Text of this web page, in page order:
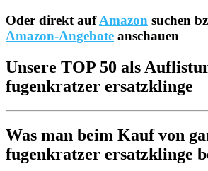
Oder direkt aufAmazon suchen
Amazon-Angebote anschauen
Unsere TOP 50 als
fugenkratzer ersatzklinge
Was man beim Kauf von
fugenkratzer ersatzklinge